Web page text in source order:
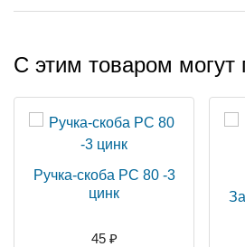
С этим товаром могут
Ручка-скоба РС 80 -3
цинк
45 ₽